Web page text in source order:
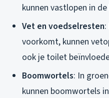
kunnen vastlopen in
Vet en voedselresten
voorkomt, kunnen
ook je toilet
Boomwortels: In
kunnen boomwortels